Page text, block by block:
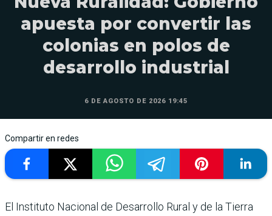
apuesta por convertir las
colonias en polos de
desarrollo industrial
6 DE AGOSTO DE 2026 19:45
Compartir en redes
El Instituto Nacional de Desarrollo Rural y de la Tierra